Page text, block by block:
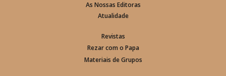
As Nossas Editoras
Atualidade
Revistas
Rezar com o Papa
Materiais de Grupos